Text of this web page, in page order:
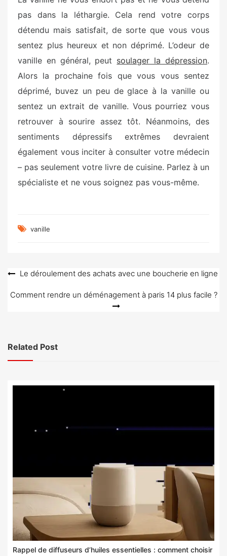
pas dans la léthargie. Cela rend votre corps
détendu mais satisfait, de sorte que vous vous
sentez plus heureux et non déprimé. L’odeur de
vanille en général, peut soulager la dépression.
Alors la prochaine fois que vous vous sentez
déprimé, buvez un peu de glace à la vanille ou
sentez un extrait de vanille. Vous pourriez vous
retrouver à sourire assez tôt. Néanmoins, des
sentiments dépressifs extrêmes devraient
également vous inciter à consulter votre médecin
– pas seulement votre livre de cuisine. Parlez à un
spécialiste et ne vous soignez pas vous-même.
vanille
Navigation
de
Le déroulement des achats avec une boucherie en ligne
Comment rendre un déménagement à paris 14 plus facile ?
Related Post
Rappel de diffuseurs d’huiles essentielles : comment choisir